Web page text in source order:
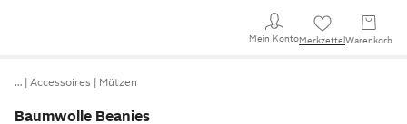
Mein KontoMerkzettel Warenkorb
… Accessoires Mützen
Baumwolle Beanies